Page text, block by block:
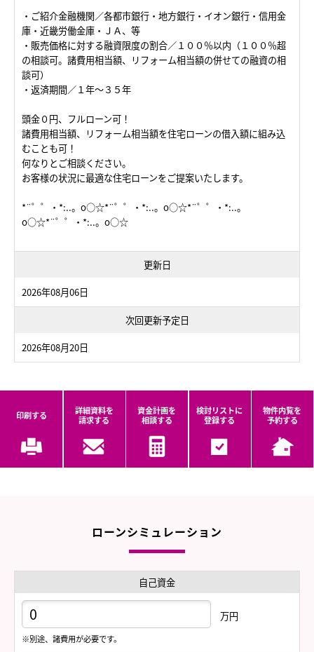
・ご紹介金融機関／各都市銀行・地方銀行・イオン銀行・信用金
庫・近畿労働金庫・ＪＡ、等
・販売価格に対する融資限度の割合／１００％以内（１００％超
の相談可。諸費用相当額、リフォーム相当額の併せての融資の相
談可）
・返済期間／１年～３５年
頭金０円、フルローン可！
諸費用相当額、リフォーム相当額を住宅ローンの借入額に組み込
むことも可！
何なりとご相談ください。
お客様の状況に最適な住宅ローンをご提案いたします。
*¨゜゜・*:..。o○☆*¨゜゜・*:..。o○☆*¨゜゜・*:..。
o○☆*¨゜゜・*:..。o○☆
更新日
2026年08月06日
次回更新予定日
2026年08月20日
印刷する
詳細資料を
請求する
資金計画を
相談する
検討リストに
登録する
物件内覧を
予約する
ローンシミュレーション
自己資金
万円
※別途、諸費用が必要です。